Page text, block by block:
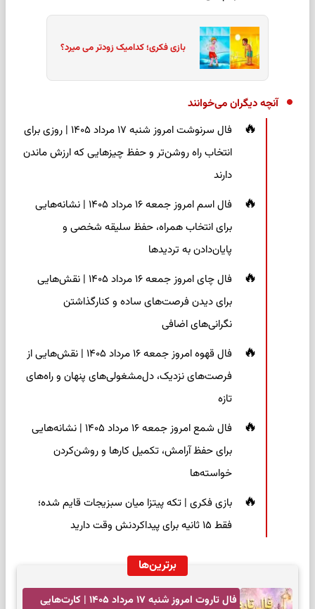
بازی فکری؛ کدامیک زودتر می میرد؟
آنچه دیگران می‌خوانند
فال سرنوشت امروز شنبه ۱۷ مرداد ۱۴۰۵ | روزی برای
انتخاب راه روشن‌تر و حفظ چیزهایی که ارزش ماندن
دارند
فال اسم امروز جمعه ۱۶ مرداد ۱۴۰۵ | نشانه‌هایی
برای انتخاب همراه، حفظ سلیقه شخصی و
پایان‌دادن به تردیدها
فال چای امروز جمعه ۱۶ مرداد ۱۴۰۵ | نقش‌هایی
برای دیدن فرصت‌های ساده و کنارگذاشتن
نگرانی‌های اضافی
فال قهوه امروز جمعه ۱۶ مرداد ۱۴۰۵ | نقش‌هایی از
فرصت‌های نزدیک، دل‌مشغولی‌های پنهان و راه‌های
تازه
فال شمع امروز جمعه ۱۶ مرداد ۱۴۰۵ | نشانه‌هایی
برای حفظ آرامش، تکمیل کارها و روشن‌کردن
خواسته‌ها
بازی فکری | تکه پیتزا میان سبزیجات قایم شده؛
فقط ۱۵ ثانیه برای پیداکردنش وقت دارید
برترین‌ها
فال تاروت امروز شنبه ۱۷ مرداد ۱۴۰۵ | کارت‌هایی